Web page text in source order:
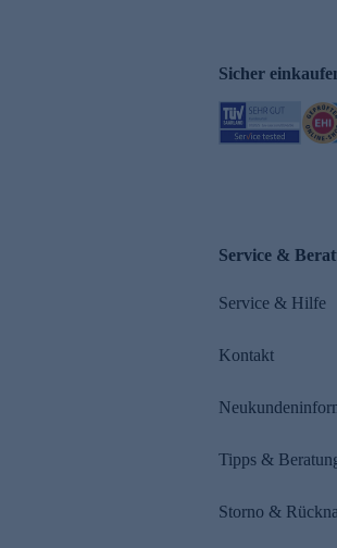
Sicher
Service &
Service & Hilfe
Kontakt
Tipps &
Storno &